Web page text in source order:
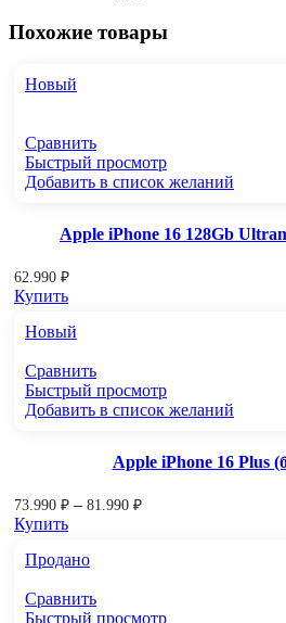
Похожие товары
Новый
Сравнить
Быстрый просмотр
Добавить в список желаний
Apple iPhone 16 128Gb
62.990 ₽
Купить
Новый
Сравнить
Быстрый просмотр
Добавить в список желаний
Apple iPhone 16 Plus
73.990 ₽ – 81.990 ₽
Купить
Продано
Сравнить
Быстрый просмотр